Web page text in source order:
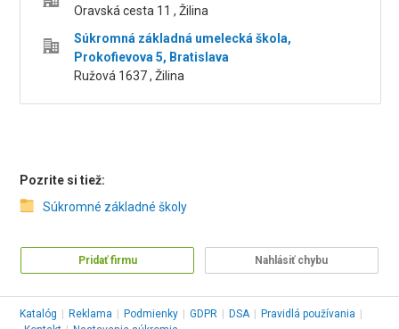
Oravská cesta 11 , Žilina
Súkromná základná umelecká škola,
Prokofievova 5, Bratislava
Ružová 1637 , Žilina
Pozrite si tiež:
Súkromné základné školy
Pridať firmu Nahlásiť chybu
Katalóg Reklama Podmienky GDPR DSA Pravidlá používania